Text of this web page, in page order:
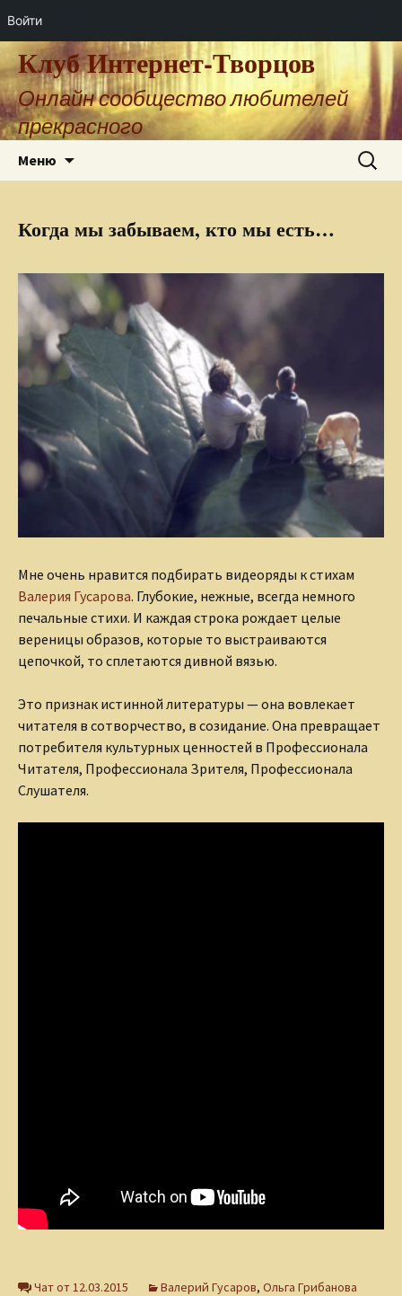
Войти
Клуб Интернет-Творцов
Онлайн сообщество любителей
прекрасного
Меню Найти:
Когда мы забываем, кто мы есть…
Мне очень нравится подбирать видеоряды к стихам
Валерия Гусарова. Глубокие, нежные, всегда немного
печальные стихи. И каждая строка рождает целые
вереницы образов, которые то выстраиваются
цепочкой, то сплетаются дивной вязью.
Это признак истинной литературы — она вовлекает
читателя в сотворчество, в созидание. Она превращает
потребителя культурных ценностей в Профессионала
Читателя, Профессионала Зрителя, Профессионала
Слушателя.
Чат от 12.03.2015 Валерий Гусаров, Ольга Грибанова